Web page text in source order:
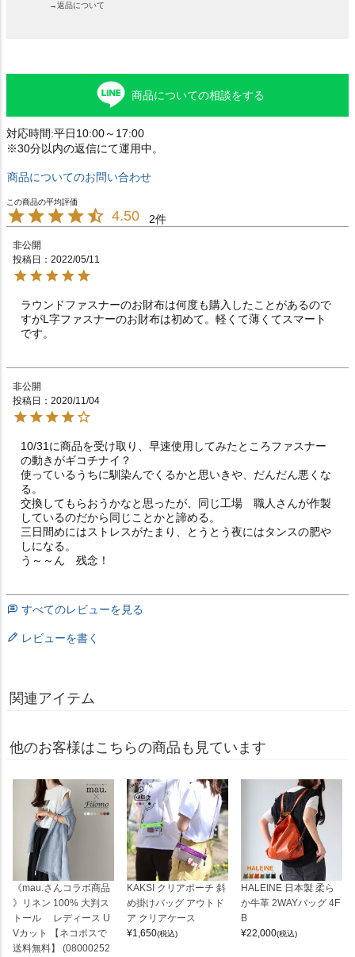
→返品について
商品についての相談をする
対応時間:平日10:00～17:00
※30分以内の返信にて運用中。
商品についてのお問い合わせ
4.50 2
非公開
投稿日
2022/05/11
ラウンドファスナーのお財布は何度も購入したことがあるので
すがL字ファスナーのお財布は初めて。軽くて薄くてスマート
です。
非公開
投稿日
2020/11/04
10/31に商品を受け取り、早速使用してみたところファスナー
の動きがギコチナイ？
使っているうちに馴染んでくるかと思いきや、だんだん悪くな
る。
交換してもらおうかなと思ったが、同じ工場　職人さんが作製
しているのだから同じことかと諦める。
三日間めにはストレスがたまり、とうとう夜にはタンスの肥や
しになる。
う～～ん　残念！
すべてのレビューを見る
レビューを書く
関連アイテム
他のお客様はこちらの商品も見ています
《mau.さんコラボ商品
》リネン 100% 大判ス
トール レディース U
Vカット 【ネコポスで
送料無料】 (08000252
KAKSI クリアポーチ 斜
め掛けバッグ アウトド
ア クリアケース
¥1,650(税込)
HALEINE 日本製 柔ら
か牛革 2WAYバッグ 4F
B
¥22,000(税込)